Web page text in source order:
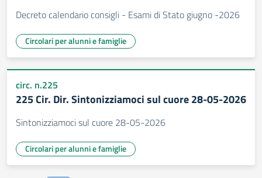
Decreto calendario consigli - Esami di Stato giugno -2026
Circolari per alunni e famiglie
circ. n.225
225 Cir. Dir. Sintonizziamoci sul cuore 28-05-2026
Sintonizziamoci sul cuore 28-05-2026
Circolari per alunni e famiglie